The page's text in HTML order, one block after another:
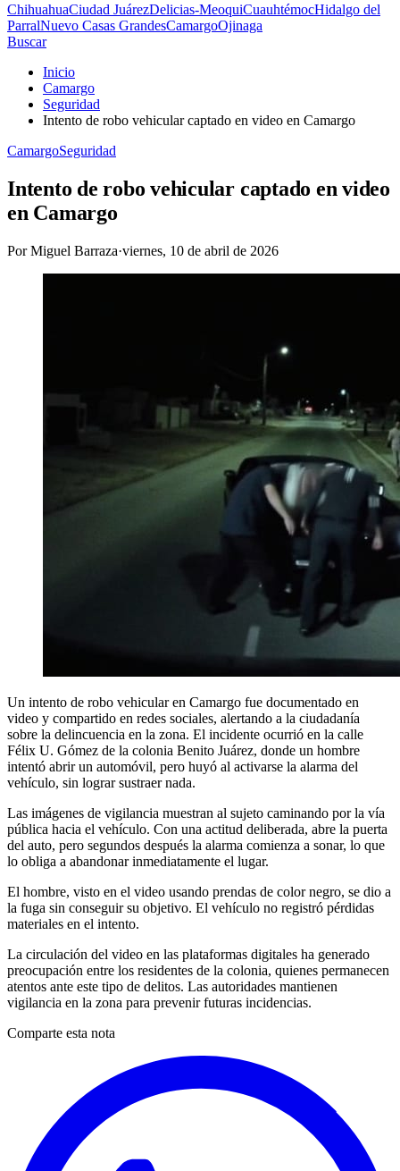
ChihuahuaCiudad JuárezDelicias-MeoquiCuauhtémocHidalgo del
ParralNuevo Casas GrandesCamargoOjinaga
Buscar
Inicio
Camargo
Seguridad
Intento de robo vehicular captado en video en Camargo
CamargoSeguridad
Intento de robo vehicular captado en video
en Camargo
PorMiguel Barraza·viernes, 10 de abril de 2026
Un intento de robo vehicular en Camargo fue documentado en
video y compartido en redes sociales, alertando a la ciudadanía
sobre la delincuencia en la zona. El incidente ocurrió en la calle
Félix U. Gómez de la colonia Benito Juárez, donde un hombre
intentó abrir un automóvil, pero huyó al activarse la alarma del
vehículo, sin lograr sustraer nada.
Las imágenes de vigilancia muestran al sujeto caminando por la vía
pública hacia el vehículo. Con una actitud deliberada, abre la puerta
del auto, pero segundos después la alarma comienza a sonar, lo que
lo obliga a abandonar inmediatamente el lugar.
El hombre, visto en el video usando prendas de color negro, se dio a
la fuga sin conseguir su objetivo. El vehículo no registró pérdidas
materiales en el intento.
La circulación del video en las plataformas digitales ha generado
preocupación entre los residentes de la colonia, quienes permanecen
atentos ante este tipo de delitos. Las autoridades mantienen
vigilancia en la zona para prevenir futuras incidencias.
Comparte esta nota